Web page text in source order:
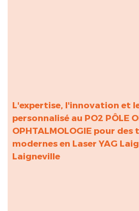
L'expertise, l'innovation et
personnalisé au PO2 PÔLE
OPHTALMOLOGIE pour
modernes en Laser YAG
Laigneville